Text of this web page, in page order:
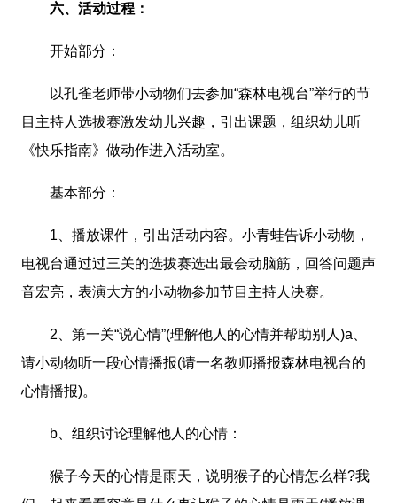
六、活动过程：
开始部分：
以孔雀老师带小动物们去参加“森林电视台”举行的节
目主持人选拔赛激发幼儿兴趣，引出课题，组织幼儿听
《快乐指南》做动作进入活动室。
基本部分：
1、播放课件，引出活动内容。小青蛙告诉小动物，
电视台通过过三关的选拔赛选出最会动脑筋，回答问题声
音宏亮，表演大方的小动物参加节目主持人决赛。
2、第一关“说心情”(理解他人的心情并帮助别人)a、
请小动物听一段心情播报(请一名教师播报森林电视台的
心情播报)。
b、组织讨论理解他人的心情：
猴子今天的心情是雨天，说明猴子的心情怎么样?我